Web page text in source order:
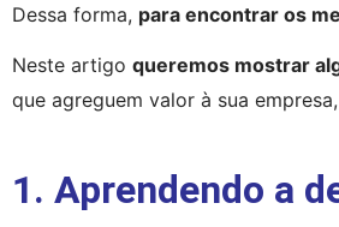
Dessa forma, para encontrar os
Neste artigo queremos mostrar
que agreguem valor à sua
1. Aprendendo a